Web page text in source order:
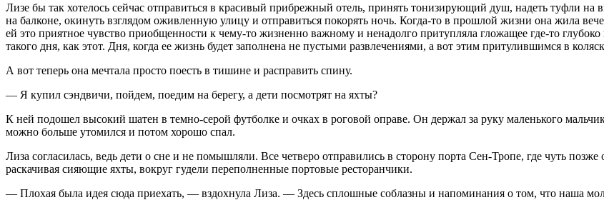
Лизе бы так хотелось сейчас отправиться в красивый прибрежный отель, принять тонизирующий душ, надеть туфли на
на балконе, окинуть взглядом оживленную улицу и отправиться покорять ночь. Когда-то в прошлой жизни она жила
ей это приятное чувство приобщенности к чему-то жизненно важному и ненадолго притупляла гложащее где-то
такого дня, как этот. Дня, когда ее жизнь будет заполнена не пустыми развлечениями, а вот этим притулившимся в
А вот теперь она мечтала просто поесть в тишине и расправить спину.
— Я купил сэндвичи, пойдем, поедим на берегу, а дети посмотрят на яхты?
К ней подошел высокий шатен в темно-серой футболке и очках в роговой оправе. Он держал за руку маленького
можно больше утомился и потом хорошо спал.
Лиза согласилась, ведь дети о сне и не помышляли. Все четверо отправились в сторону порта Сен-Тропе, где чуть
раскачивая сияющие яхты, вокруг гудели переполненные портовые ресторанчики.
— Плохая была идея сюда приехать, — вздохнула Лиза. — Здесь сплошные соблазны и напоминания о том, что наша